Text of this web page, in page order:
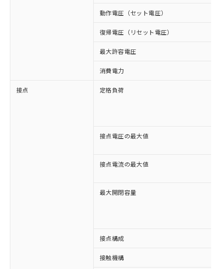
動作電圧（セット電圧）
復帰電圧（リセット電圧）
最大許容電圧
消費電力
接点 定格負荷
接点電圧の最大値
接点電流の最大値
最大開閉容量
接点構成
接触機構